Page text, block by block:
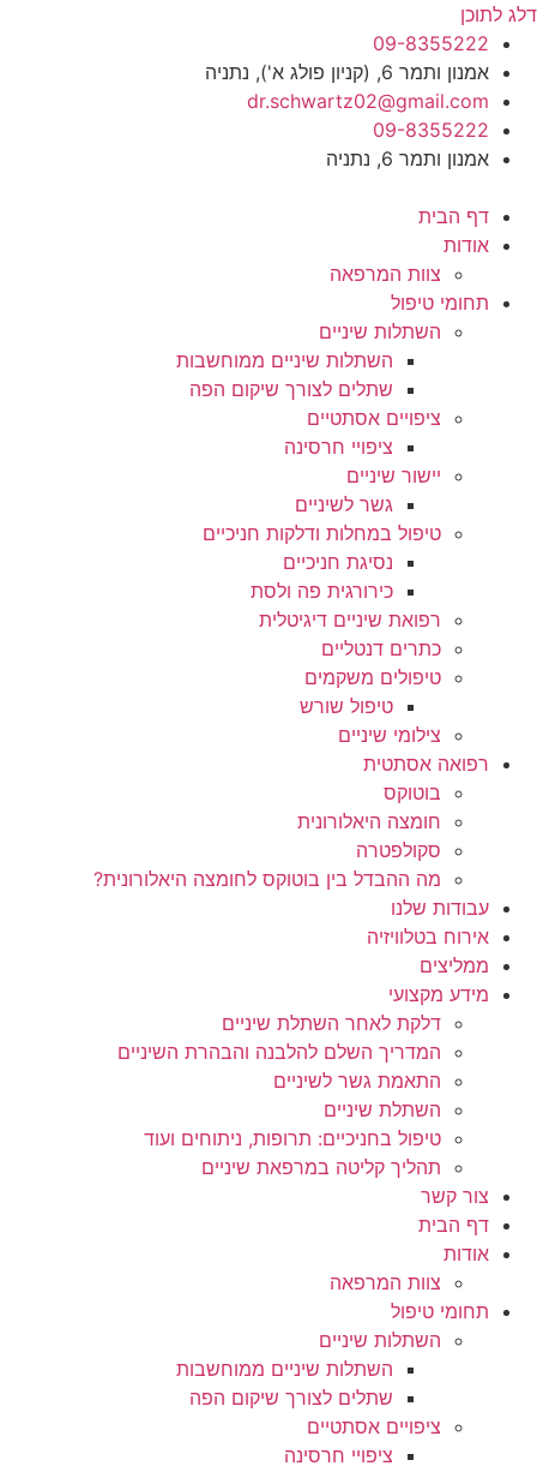
דלג לתוכן
09-8355222
אמנון ותמר 6, (קניון פולג א'), נתניה
dr.schwartz02@gmail.com
09-8355222
אמנון ותמר 6, נתניה
דף הבית
אודות
צוות המרפאה
תחומי טיפול
השתלות שיניים
השתלות שיניים ממוחשבות
שתלים לצורך שיקום הפה
ציפויים אסתטיים
ציפויי חרסינה
יישור שיניים
גשר לשיניים
טיפול במחלות ודלקות חניכיים
נסיגת חניכיים
כירורגית פה ולסת
רפואת שיניים דיגיטלית
כתרים דנטליים
טיפולים משקמים
טיפול שורש
צילומי שיניים
רפואה אסתטית
בוטוקס
חומצה היאלורונית
סקולפטרה
מה ההבדל בין בוטוקס לחומצה היאלורונית?
עבודות שלנו
אירוח בטלוויזיה
ממליצים
מידע מקצועי
דלקת לאחר השתלת שיניים
המדריך השלם להלבנה והבהרת השיניים
התאמת גשר לשיניים
השתלת שיניים
טיפול בחניכיים: תרופות, ניתוחים ועוד
תהליך קליטה במרפאת שיניים
צור קשר
דף הבית
אודות
צוות המרפאה
תחומי טיפול
השתלות שיניים
השתלות שיניים ממוחשבות
שתלים לצורך שיקום הפה
ציפויים אסתטיים
ציפויי חרסינה